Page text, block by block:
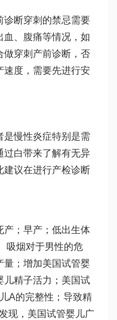
诊断穿刺的禁忌需要
血、腹痛等情况，如
做穿刺产前诊断，否
速度，需要先进行安
是慢性炎症特别是需
过白带来了解有无异
建议在进行产检诊断
产；早产；低出生体
吸烟对于男性的危
量；增加美国试管婴
儿精子活力；美国试
A的完整性；导致精
现，美国试管婴儿广